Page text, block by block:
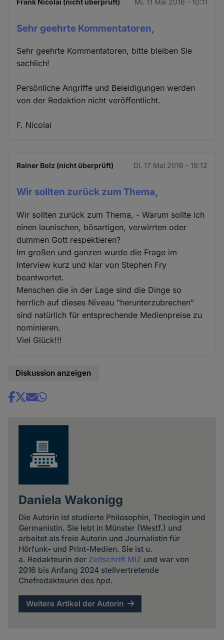
Sehr geehrte Kommentatoren,
Sehr geehrte Kommentatoren, bitte bleiben Sie
sachlich!
Persönliche Angriffe und Beleidigungen werden
von der Redaktion nicht veröffentlicht.
F. Nicolai
Rainer Bolz (nicht überprüft) Di. 17 Mai 2016 - 19:12
Wir sollten zurück zum Thema,
Wir sollten zurück zum Thema, - Warum sollte ich
einen launischen, bösartigen, verwirrten oder
dummen Gott respektieren?
Im großen und ganzen wurde die Frage im
Interview kurz und klar von Stephen Fry
beantwortet.
Menschen die in der Lage sind die Dinge so
herrlich auf dieses Niveau "herunterzubrechen"
sind natürlich für entsprechende Medienpreise zu
nominieren.
Viel Glück!!!
Diskussion anzeigen
Share
Daniela Wakonigg
Die Autorin ist studierte Philosophin, Theologin und
Germanistin. Sie lebt in Münster (Westf.) und
arbeitet als freie Autorin und Journalistin für
Hörfunk- und Print-Medien. Sie ist u.
a. Redakteurin der Zeitschrift MIZ und war von
2016 bis Anfang 2024 stellvertretende
Chefredakteurin des hpd.
Weitere Artikel der Autorin